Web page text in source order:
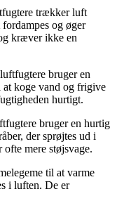
trækker luft
og øger
kræver ikke en
bruger en
koge vand og frigive
hurtigt.
bruger en hurtig
der sprøjtes ud i
mere støjsvage.
til at varme
i luften. De er